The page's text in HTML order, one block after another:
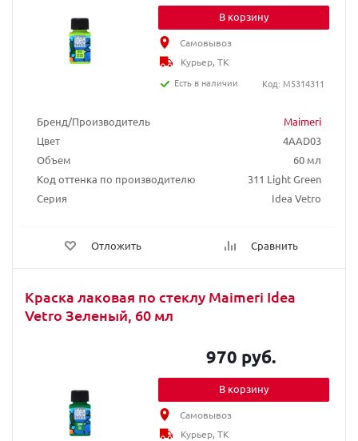
Бренд/Производитель
Maimeri
Цвет
4AAD03
Объем
60 мл
Код оттенка по производителю
311 Light Green
Серия
Idea Vetro
Отложить Сравнить
В корзину
Самовывоз
Курьер, ТК
Есть в наличии
Код: M5314311
Краска лаковая по стеклу Maimeri Idea
Vetro Зеленый, 60 мл
970 руб.
В корзину
Самовывоз
Курьер, ТК